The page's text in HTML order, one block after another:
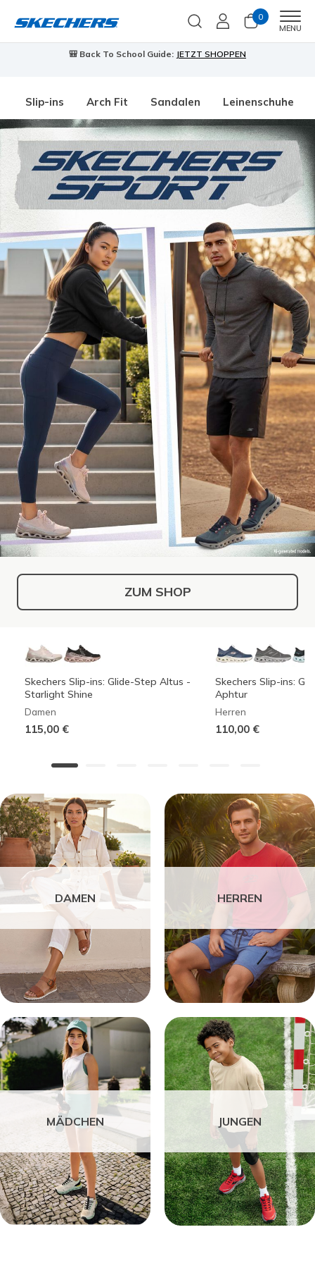
0
MENU
🎒 Back To School Guide: JETZT SHOPPEN
Slip-ins Arch Fit Sandalen Leinenschuhe
ZUM SHOP
Skechers Slip-ins: Glide-Step Altus -
Starlight Shine
Damen
115,00 €
Skechers Slip-ins:
Aphtur
Herren
110,00 €
DAMEN HERREN
MÄDCHEN JUNGEN